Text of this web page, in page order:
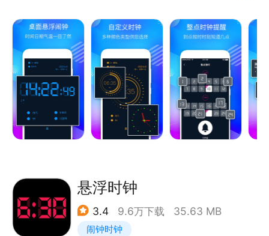
任何角度查看时间。
- 多种时钟样式和颜色可供选择
- 滑动式闹钟，方便快捷
- 整点报时，每小时语音提醒报告时间。
- 还有尺子，镜子，水平仪，手电筒，指南针等小功能
等你来体验哦！
悬浮时钟
3.4 9.6万下载 35.63 MB
闹钟时钟